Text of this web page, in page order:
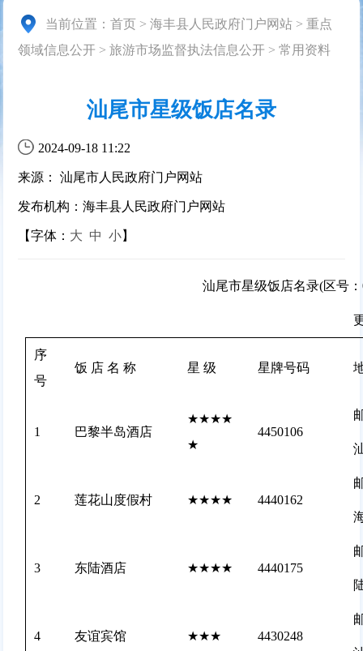
当前位置：首页 >海丰县人民政府门户网站 >重点
领域信息公开 >旅游市场监督执法信息公开 >常用资料
汕尾市星级饭店名录
2024-09-18 11:22
来源： 汕尾市人民政府门户网站
发布机构：海丰县人民政府门户网站
【字体： 大 中 小】
汕尾市星级饭店名录(区号：
序
号
饭 店 名 称 星 级 星牌号码
1 巴黎半岛酒店
★★★★
★
4450106
2 莲花山度假村 ★★★★ 4440162
3 东陆酒店 ★★★★ 4440175
4 友谊宾馆 ★★★ 4430248